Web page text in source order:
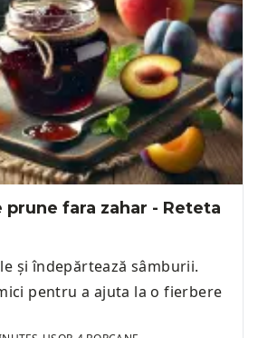
prune fara zahar - Reteta
și îndepărtează sâmburii.
pentru a ajuta la o fierbere